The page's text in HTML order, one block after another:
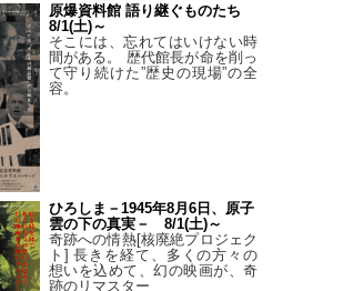
原爆資料館 語り継ぐものたち
8/1(土)～
そこには、忘れてはいけない時
間がある。 歴代館長が命を削っ
て守り続けた”歴史の現場”の全
容。
ひろしま－1945年8月6日、原子
雲の下の真実－ 8/1(土)～
奇跡への情熱[核廃絶プロジェク
ト] 長きを経て、多くの方々の
想いを込めて、幻の映画が、奇
跡のリマスター